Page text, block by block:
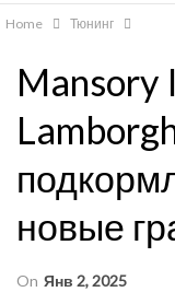
Home Тюнинг
Mansory
новые
On Янв 2, 2025